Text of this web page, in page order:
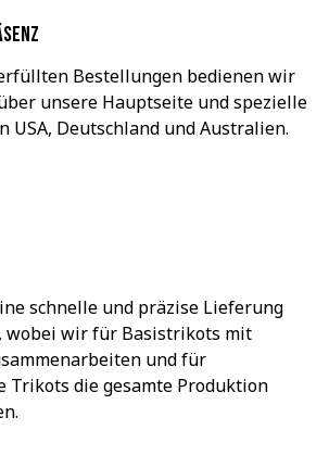
Bestellungen bedienen wir
unsere Hauptseite und spezielle
USA, Deutschland und Australien.
schnelle und präzise Lieferung
wobei wir für Basistrikots mit
und für
Trikots die gesamte Produktion